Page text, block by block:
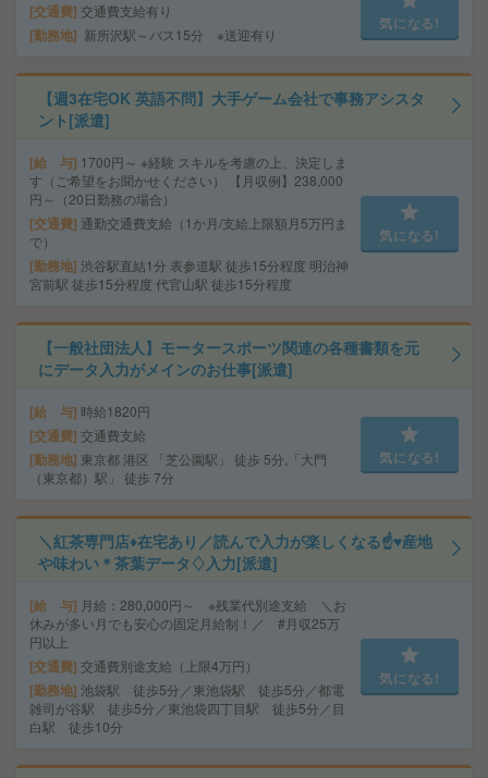
交通費 交通費支給有り
勤務地 新所沢駅～バス15分 ※送迎有り
気になる!
【週3在宅OK 英語不問】大手ゲーム会社で事務アシスタ
ント[派遣]
給 与 1700円～ ※経験 スキルを考慮の上、決定しま
す（ご希望をお聞かせください） 【月収例】238,000
円～（20日勤務の場合）
交通費 通勤交通費支給（1か月/支給上限額月5万円ま
で）
勤務地 渋谷駅直結1分 表参道駅 徒歩15分程度 明治神
宮前駅 徒歩15分程度 代官山駅 徒歩15分程度
気になる!
【一般社団法人】モータースポーツ関連の各種書類を元
にデータ入力がメインのお仕事[派遣]
給 与 時給1820円
交通費 交通費支給
勤務地 東京都 港区 「芝公園駅」 徒歩 5分,「大門
（東京都）駅」 徒歩 7分
気になる!
＼紅茶専門店♦在宅あり／読んで入力が楽しくなる☝♥産地
や味わい＊茶葉データ♢入力[派遣]
給 与 月給：280,000円～ ※残業代別途支給 ＼お
休みが多い月でも安心の固定月給制！／ #月収25万
円以上
交通費 交通費別途支給（上限4万円）
勤務地 池袋駅 徒歩5分／東池袋駅 徒歩5分／都電
雑司が谷駅 徒歩5分／東池袋四丁目駅 徒歩5分／目
白駅 徒歩10分
気になる!